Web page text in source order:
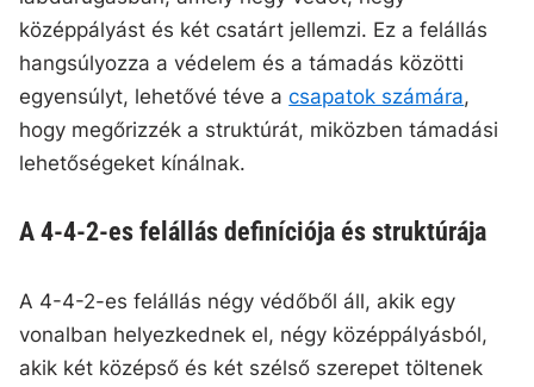
középpályást és két csatárt jellemzi. Ez a felállás
hangsúlyozza a védelem és a támadás közötti
egyensúlyt, lehetővé téve acsapatok számára,
hogy megőrizzék a struktúrát, miközben támadási
lehetőségeket kínálnak.
A 4-4-2-es felállás definíciója és struktúrája
A 4-4-2-es felállás négy védőből áll, akik egy
vonalban helyezkednek el, négy középpályásból,
akik két középső és két szélső szerepet töltenek